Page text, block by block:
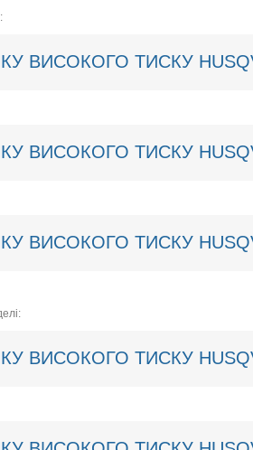
ВИСОКОГО ТИСКУ
ВИСОКОГО ТИСКУ
ВИСОКОГО ТИСКУ
ВИСОКОГО ТИСКУ